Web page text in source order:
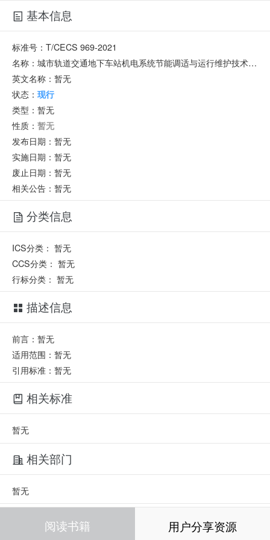
基本信息
标准号： T/CECS 969-2021
名称： 城市轨道交通地下车站机电系统节能调适与运行维护技术规程
英文名称： 暂无
状态： 现行
类型： 暂无
性质： 暂无
发布日期： 暂无
实施日期： 暂无
废止日期： 暂无
相关公告：暂无
分类信息
ICS分类： 暂无
CCS分类： 暂无
行标分类： 暂无
描述信息
前言：暂无
适用范围：暂无
引用标准：暂无
相关标准
暂无
相关部门
暂无
相关人员
阅读书籍 用户分享资源